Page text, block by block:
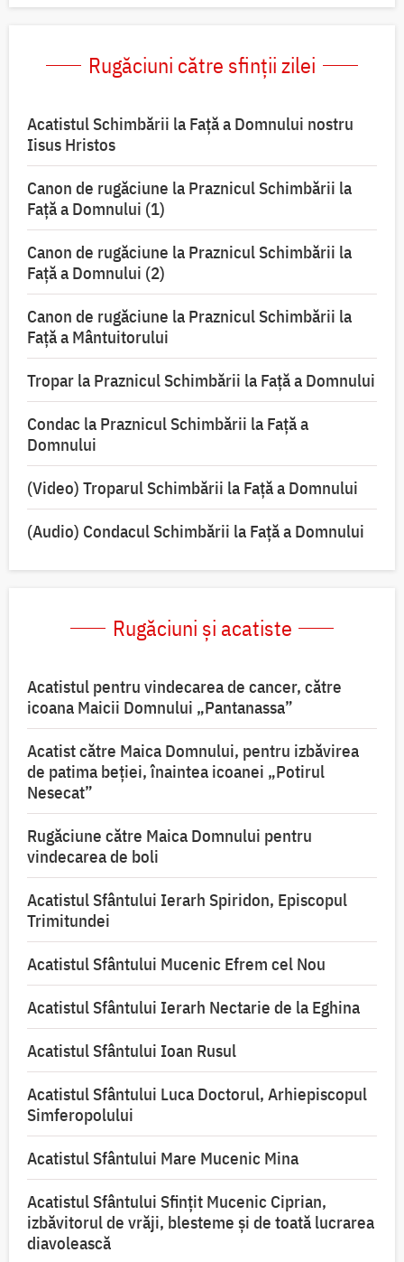
Rugăciuni către sfinții zilei
Acatistul Schimbării la Faţă a Domnului nostru
Iisus Hristos
Canon de rugăciune la Praznicul Schimbării la
Faţă a Domnului (1)
Canon de rugăciune la Praznicul Schimbării la
Faţă a Domnului (2)
Canon de rugăciune la Praznicul Schimbării la
Față a Mântuitorului
Tropar la Praznicul Schimbării la Faţă a Domnului
Condac la Praznicul Schimbării la Faţă a
Domnului
(Video) Troparul Schimbării la Față a Domnului
(Audio) Condacul Schimbării la Față a Domnului
Rugăciuni și acatiste
Acatistul pentru vindecarea de cancer, către
icoana Maicii Domnului „Pantanassa”
Acatist către Maica Domnului, pentru izbăvirea
de patima beției, înaintea icoanei „Potirul
Nesecat”
Rugăciune către Maica Domnului pentru
vindecarea de boli
Acatistul Sfântului Ierarh Spiridon, Episcopul
Trimitundei
Acatistul Sfântului Mucenic Efrem cel Nou
Acatistul Sfântului Ierarh Nectarie de la Eghina
Acatistul Sfântului Ioan Rusul
Acatistul Sfântului Luca Doctorul, Arhiepiscopul
Simferopolului
Acatistul Sfântului Mare Mucenic Mina
Acatistul Sfântului Sfințit Mucenic Ciprian,
izbăvitorul de vrăji, blesteme și de toată lucrarea
diavolească